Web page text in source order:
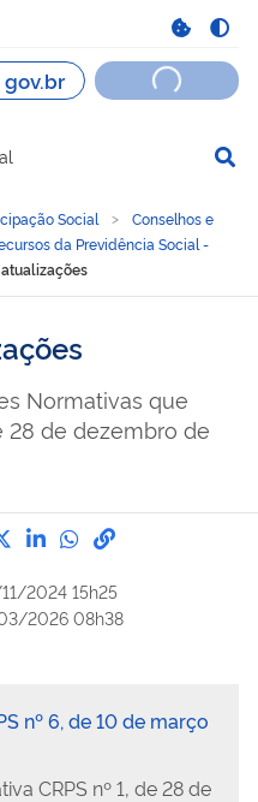
Social
Conselhos e
da Previdência Social -
Normativas que
28 de dezembro de
por Facebook
Compartilhe por Twitter
Compartilhe por
Compartilhe
link para
2024 15h25
2026 08h38
nº 6, de 10 de março
CRPS nº 1, de 28 de